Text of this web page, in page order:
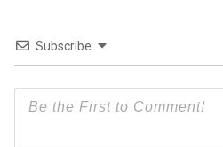
Subscribe